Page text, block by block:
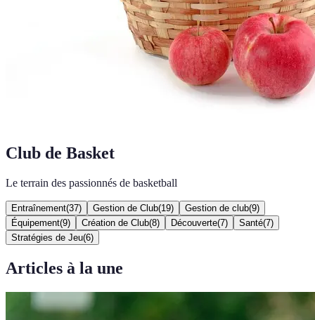
Club de Basket
Le terrain des passionnés de basketball
Entraînement(37) Gestion de Club(19) Gestion de club(9)
Équipement(9) Création de Club(8) Découverte(7) Santé(7)
Stratégies de Jeu(6)
Articles à la une